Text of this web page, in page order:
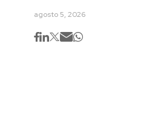
agosto 5, 2026